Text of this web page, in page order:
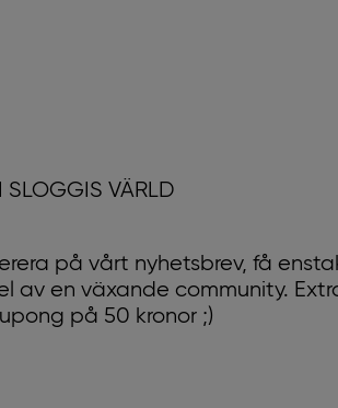
SLOGGIS VÄRLD
på vårt nyhetsbrev, få
av en växande community.
på 50 kronor ;)